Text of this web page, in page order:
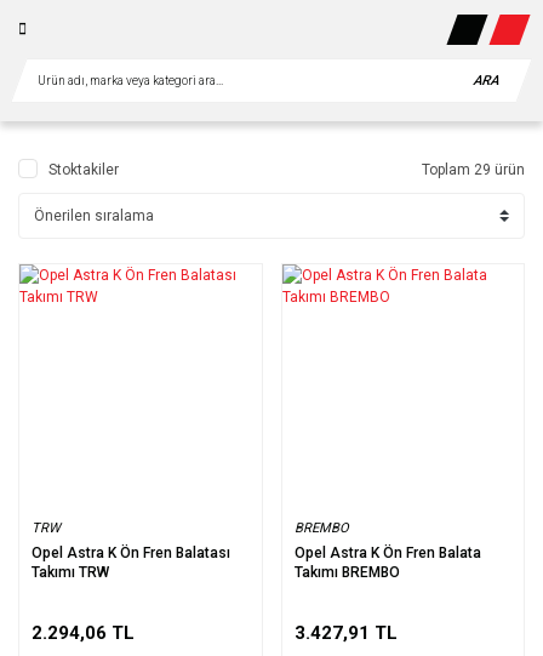
ARA
Stoktakiler Toplam 29 ürün
TRW
Opel Astra K Ön Fren Balatası
Takımı TRW
2.294,06 TL
BREMBO
Opel Astra K Ön Fren Balata
Takımı BREMBO
3.427,91 TL